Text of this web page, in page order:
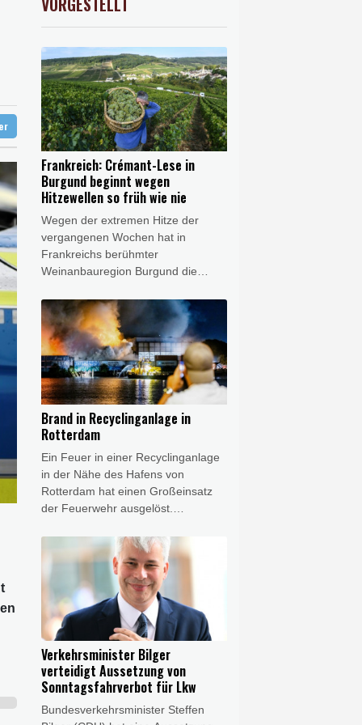
Catania gestrichen
0.32%
Frankreich: Crémant-Lese in
Burgund beginnt wegen
Hitzewellen so früh wie nie
Wegen der extremen Hitze der
vergangenen Wochen hat in
Frankreichs berühmter
Weinanbauregion Burgund die
begonnen. In seiner fast 40-jährigen
Tätigkeit als Winzer habe er noch
nie eine so frühe Weinlese erlebt,
sagte der Präsident der
Produktionsvereinigung Cave de
Lugny im Département Saône-et-
Loire, Marc Sangoy, der
Nachrichtenagentur AFP. "Die
Rekorde fallen. Es geht schnell",
sagte er.
Brand in Recyclinganlage in
Rotterdam
Ein Feuer in einer Recyclinganlage
in der Nähe des Hafens von
Rotterdam hat einen Großeinsatz
der Feuerwehr ausgelöst.
Feuerlöschboot des Hafens und
eine Drohne zur Ortung von
Brandherden waren in der Nacht
zum Samstag nach Angaben der
niederländischen Behörden im
Einsatz und konnten die Flammen
unter Kontrolle bringen.
Verkehrsminister Bilger
verteidigt Aussetzung von
Sonntagsfahrverbot für Lkw
Bundesverkehrsminister Steffen